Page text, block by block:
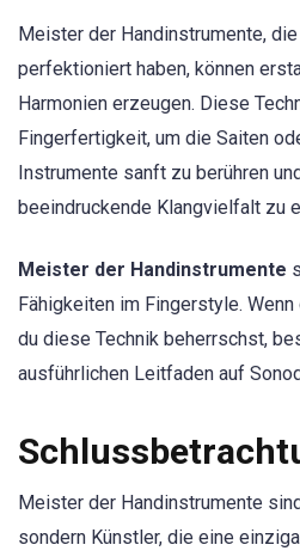
Meister der Handinstrumente,
perfektioniert haben, können
Harmonien erzeugen. Diese
Fingerfertigkeit, um die Saiten
Instrumente sanft zu berühren
beeindruckende Klangvielfalt zu
Meister der Handinstrumente
Fähigkeiten im Fingerstyle.
du diese Technik beherrschst,
ausführlichen Leitfaden auf
Meister der Handinstrumente
sondern Künstler, die eine